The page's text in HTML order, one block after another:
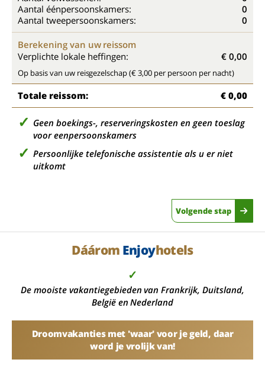
Aantal éénpersoonskamers:
0
Aantal tweepersoonskamers:
0
Berekening van uw reissom
Verplichte lokale heffingen:
€ 0,00
Op basis van uw reisgezelschap (€ 3,00 per persoon per nacht)
Totale reissom: € 0,00
Geen boekings-, reserveringskosten en geen toeslag
voor eenpersoonskamers
Persoonlijke telefonische assistentie als u er niet
uitkomt
Volgende stap
Dáárom Enjoyhotels
✓
De mooiste vakantiegebieden van Frankrijk, Duitsland,
België en Nederland
Droomvakanties met 'waar' voor je geld, daar
word je vrolijk van!